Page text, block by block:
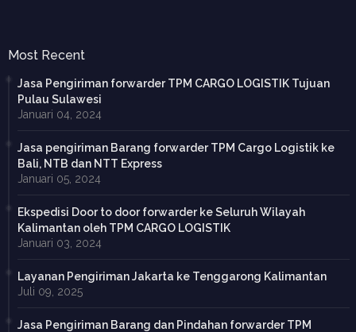
Most Recent
Jasa Pengiriman forwarder TPM CARGO LOGISTIK Tujuan
Pulau Sulawesi
Januari 04, 2024
Jasa pengiriman Barang forwarder TPM Cargo Logistik ke
Bali, NTB dan NTT Express
Januari 05, 2024
Ekspedisi Door to door forwarder ke Seluruh Wilayah
Kalimantan oleh TPM CARGO LOGISTIK
Januari 03, 2024
Layanan Pengiriman Jakarta ke Tenggarong Kalimantan
Juli 09, 2025
Jasa Pengiriman Barang dan Pindahan forwarder TPM